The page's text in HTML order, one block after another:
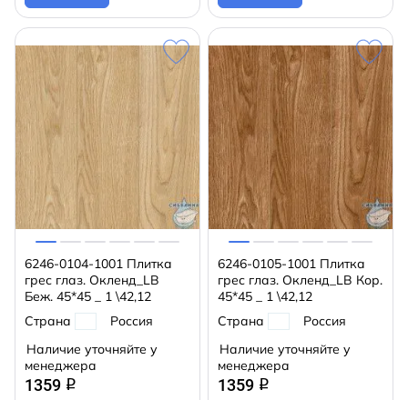
6246-0104-1001 Плитка
грес глаз. Окленд_LB
Беж. 45*45 _ 1 \42,12
Страна
Россия
Наличие уточняйте у
менеджера
1359 q
6246-0105-1001 Плитка
грес глаз. Окленд_LB Кор.
45*45 _ 1 \42,12
Страна
Россия
Наличие уточняйте у
менеджера
1359 q